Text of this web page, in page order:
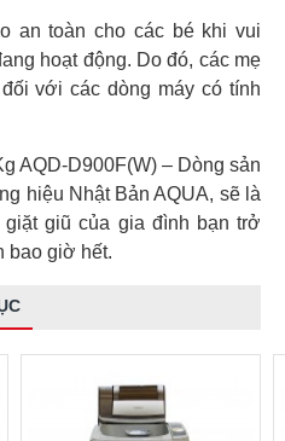
an toàn cho các bé khi vui
hoạt động. Do đó, các mẹ
với các dòng máy có tính
AQD-D900F(W) – Dòng sản
hiệu Nhật Bản AQUA, sẽ là
giũ của gia đình bạn trở
bao giờ hết.